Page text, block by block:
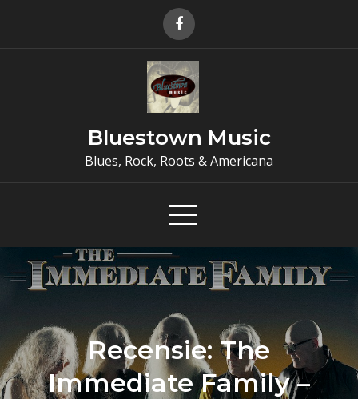
Bluestown Music
Blues, Rock, Roots & Americana
Recensie: The
Immediate Family –